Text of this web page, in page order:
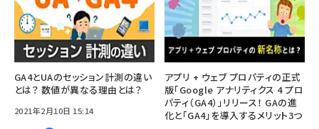
GA4とUAのセッション計測の違い
とは？ 数値が異なる理由とは？
2021年2月10日 15:14
アプリ + ウェブ プロパティの正式
版「Google アナリティクス 4 プロ
パティ（GA4）」リリース！ GAの進
化と「GA4」を導入するメリット3つ